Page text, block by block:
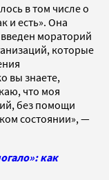
в том числе о
и есть». Она
мораторий
которые
вы знаете,
что моя
без помощи
состоянии», —
как